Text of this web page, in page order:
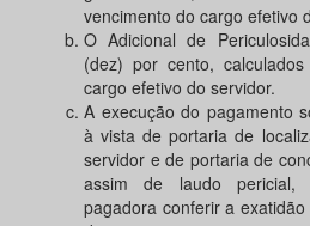
vencimento do cargo efetivo
O Adicional de
(dez) por cento,
cargo efetivo do servidor.
A execução do pagamento
à vista de portaria de
servidor e de portaria de
assim de laudo pericial,
pagadora conferir a